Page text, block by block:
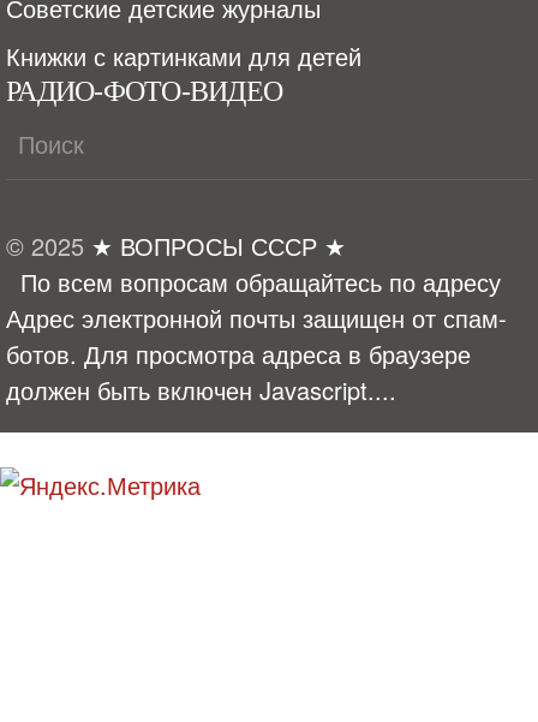
Советские детские журналы
Книжки с картинками для детей
РАДИО-ФОТО-ВИДЕО
© 2025 ★ ВОПРОСЫ СССР ★
По всем вопросам обращайтесь по адресу
Адрес электронной почты защищен от спам-
ботов. Для просмотра адреса в браузере
должен быть включен Javascript....